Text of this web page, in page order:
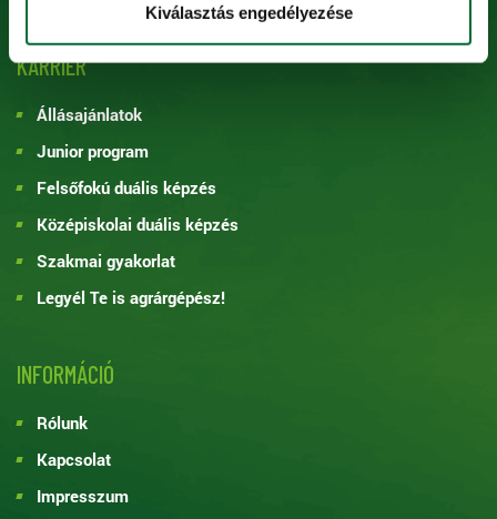
Kiválasztás engedélyezése
KARRIER
Állásajánlatok
Junior program
Felsőfokú duális képzés
Középiskolai duális képzés
Szakmai gyakorlat
Legyél Te is agrárgépész!
INFORMÁCIÓ
Rólunk
Kapcsolat
Impresszum